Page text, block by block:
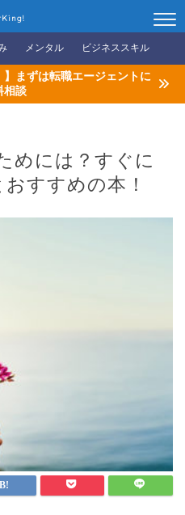
メンタル ビジネススキル
】まずは転職エージェントに
相談
めには？すぐに
すすめの本！